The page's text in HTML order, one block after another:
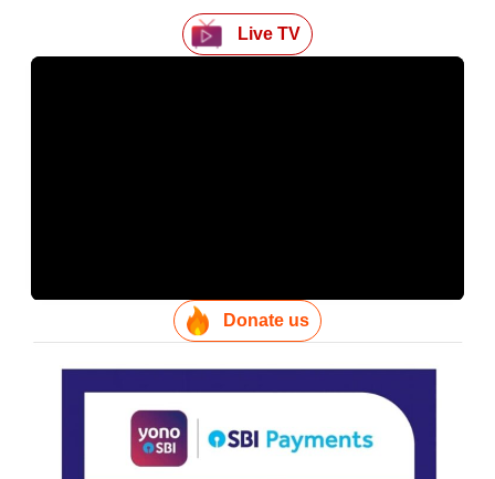
Live TV
Donate us